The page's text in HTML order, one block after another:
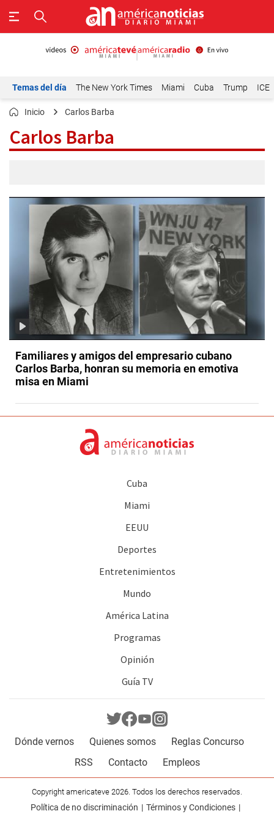
Temas del día The New York Times Miami Cuba Trump ICE
Inicio Carlos Barba
Carlos Barba
Familiares y amigos del empresario cubano
Carlos Barba, honran su memoria en emotiva
misa en Miami
Cuba
Miami
EEUU
Deportes
Entretenimientos
Mundo
América Latina
Programas
Opinión
Guía TV
Dónde vernos Quienes somos
Reglas Concurso
RSS
Contacto Empleos
Copyright americateve 2026. Todos los derechos reservados.
Política de no discriminación
Términos y Condiciones